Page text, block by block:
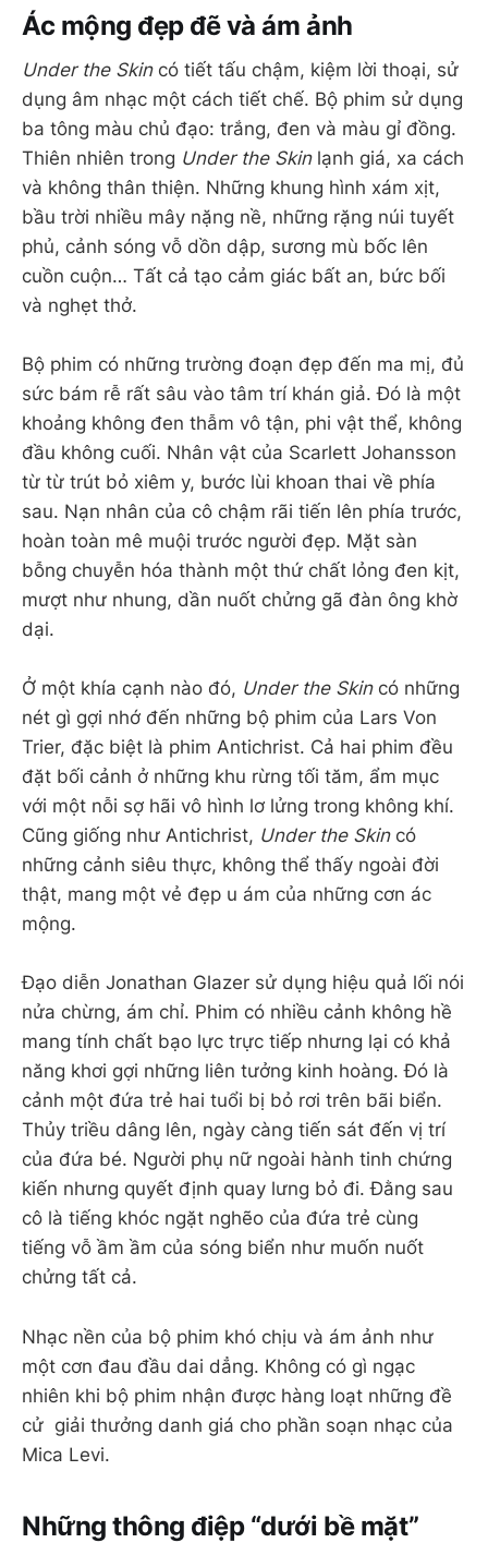
Ác mộng đẹp đẽ và ám ảnh
Under the Skincó tiết tấu chậm, kiệm lời thoại, sử
dụng âm nhạc một cách tiết chế. Bộ phim sử dụng
ba tông màu chủ đạo: trắng, đen và màu gỉ đồng.
Thiên nhiên trong Under the Skinlạnh giá, xa cách
và không thân thiện. Những khung hình xám xịt,
bầu trời nhiều mây nặng nề, những rặng núi tuyết
phủ, cảnh sóng vỗ dồn dập, sương mù bốc lên
cuồn cuộn… Tất cả tạo cảm giác bất an, bức bối
và nghẹt thở.
Bộ phim có những trường đoạn đẹp đến ma mị, đủ
sức bám rễ rất sâu vào tâm trí khán giả. Đó là một
khoảng không đen thẫm vô tận, phi vật thể, không
đầu không cuối. Nhân vật của Scarlett Johansson
từ từ trút bỏ xiêm y, bước lùi khoan thai về phía
sau. Nạn nhân của cô chậm rãi tiến lên phía trước,
hoàn toàn mê muội trước người đẹp. Mặt sàn
bỗng chuyễn hóa thành một thứ chất lỏng đen kịt,
mượt như nhung, dần nuốt chửng gã đàn ông khờ
dại.
Ở một khía cạnh nào đó, Under the Skin có những
nét gì gợi nhớ đến những bộ phim của Lars Von
Trier, đặc biệt là phim Antichrist. Cả hai phim đều
đặt bối cảnh ở những khu rừng tối tăm, ẩm mục
với một nỗi sợ hãi vô hình lơ lửng trong không khí.
Cũng giống như Antichrist, Under the Skincó
những cảnh siêu thực, không thể thấy ngoài đời
thật, mang một vẻ đẹp u ám của những cơn ác
mộng.
Đạo diễn Jonathan Glazer sử dụng hiệu quả lối nói
nửa chừng, ám chỉ. Phim có nhiều cảnh không hề
mang tính chất bạo lực trực tiếp nhưng lại có khả
năng khơi gợi những liên tưởng kinh hoàng. Đó là
cảnh một đứa trẻ hai tuổi bị bỏ rơi trên bãi biển.
Thủy triều dâng lên, ngày càng tiến sát đến vị trí
của đứa bé. Người phụ nữ ngoài hành tinh chứng
kiến nhưng quyết định quay lưng bỏ đi. Đằng sau
cô là tiếng khóc ngặt nghẽo của đứa trẻ cùng
tiếng vỗ ầm ầm của sóng biển như muốn nuốt
chửng tất cả.
Nhạc nền của bộ phim khó chịu và ám ảnh như
một cơn đau đầu dai dẳng. Không có gì ngạc
nhiên khi bộ phim nhận được hàng loạt những đề
cử giải thưởng danh giá cho phần soạn nhạc của
Mica Levi.
Những thông điệp “dưới bề mặt”